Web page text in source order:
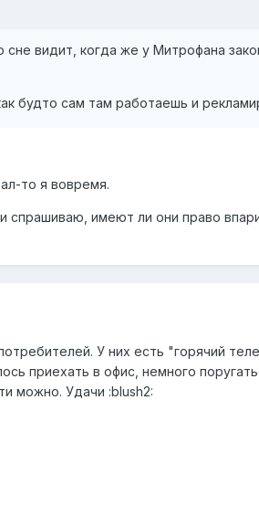
сне видит, когда же у Митрофана
будто сам там работаешь и
то я вовремя.
спрашиваю, имеют ли они право
У них есть "горячий
приехать в офис, немного
можно. Удачи :blush2: